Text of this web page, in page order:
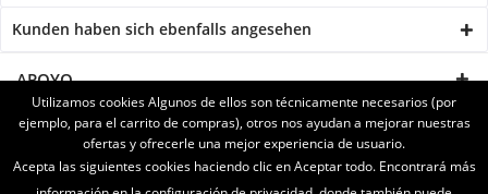
Kunden haben sich ebenfalls angesehen
APOYO
SERVICE
INFORMATIONEN
Utilizamos cookies Algunos de ellos son técnicamente necesarios (por
ejemplo, para el carrito de compras), otros nos ayudan a mejorar nuestras
ofertas y ofrecerle una mejor experiencia de usuario.
Acepta las siguientes cookies haciendo clic en Aceptar todo. Encontrará más